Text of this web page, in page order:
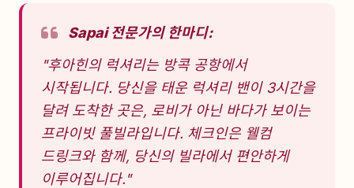
Sapai 전문가의 한마디:
"후아힌의 럭셔리는 방콕 공항에서
시작됩니다. 당신을 태운 럭셔리 밴이 3시간을
달려 도착한 곳은, 로비가 아닌 바다가 보이는
프라이빗 풀빌라입니다. 체크인은 웰컴
드링크와 함께, 당신의 빌라에서 편안하게
이루어집니다."